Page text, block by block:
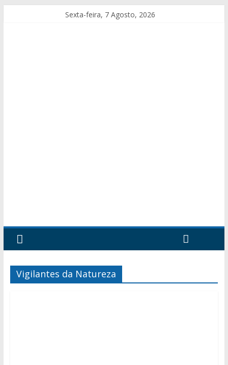
Sexta-feira, 7 Agosto, 2026
Vigilantes da Natureza